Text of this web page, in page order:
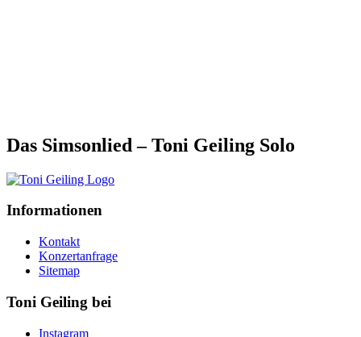
Das Simsonlied – Toni Geiling Solo
Informationen
Kontakt
Konzertanfrage
Sitemap
Toni Geiling bei
Instagram